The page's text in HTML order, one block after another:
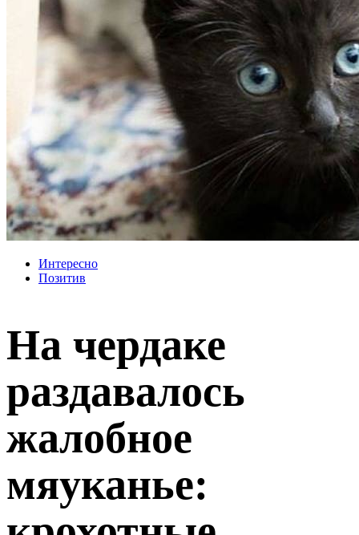
Интересно
Позитив
На чердаке
раздавалось
жалобное
мяуканье: